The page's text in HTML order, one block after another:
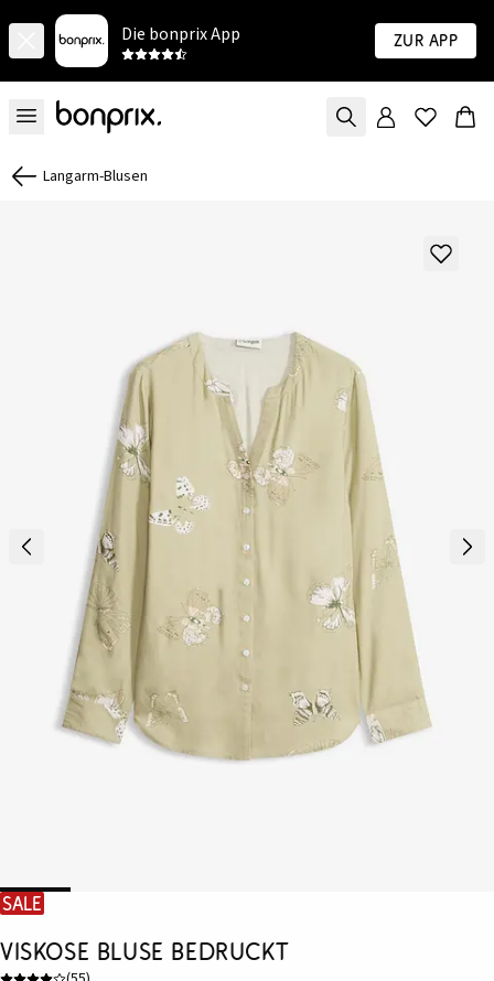
Die bonprix App Zur App
Langarm-Blusen
SALE
Viskose Bluse bedruckt